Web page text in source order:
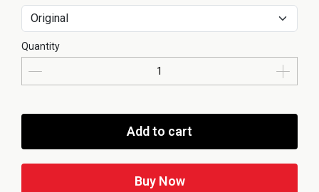
Quantity
Add to cart
Buy Now